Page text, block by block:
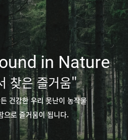
in Nature
찾은 즐거움"
건강한 우리 못난이 농작물
으로 즐거움이 됩니다.